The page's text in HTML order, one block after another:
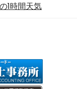
1時間天気